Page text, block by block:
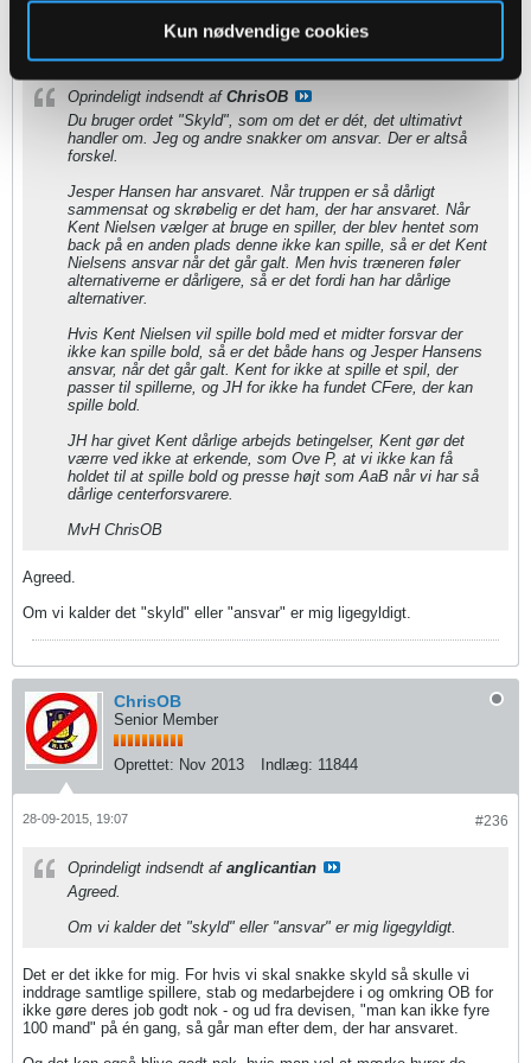
Kun nødvendige cookies
Oprindeligt indsendt af ChrisOB
Du bruger ordet "Skyld", som om det er dét, det ultimativt
handler om. Jeg og andre snakker om ansvar. Der er altså
forskel.
Jesper Hansen har ansvaret. Når truppen er så dårligt
sammensat og skrøbelig er det ham, der har ansvaret. Når
Kent Nielsen vælger at bruge en spiller, der blev hentet som
back på en anden plads denne ikke kan spille, så er det Kent
Nielsens ansvar når det går galt. Men hvis træneren føler
alternativerne er dårligere, så er det fordi han har dårlige
alternativer.
Hvis Kent Nielsen vil spille bold med et midter forsvar der
ikke kan spille bold, så er det både hans og Jesper Hansens
ansvar, når det går galt. Kent for ikke at spille et spil, der
passer til spillerne, og JH for ikke ha fundet CFere, der kan
spille bold.
JH har givet Kent dårlige arbejds betingelser, Kent gør det
værre ved ikke at erkende, som Ove P, at vi ikke kan få
holdet til at spille bold og presse højt som AaB når vi har så
dårlige centerforsvarere.
MvH ChrisOB
Agreed.
Om vi kalder det "skyld" eller "ansvar" er mig ligegyldigt.
ChrisOB
Senior Member
Oprettet: Nov 2013 Indlæg: 11844
#236
28-09-2015, 19:07
Oprindeligt indsendt af anglicantian
Agreed.
Om vi kalder det "skyld" eller "ansvar" er mig ligegyldigt.
Det er det ikke for mig. For hvis vi skal snakke skyld så skulle vi
inddrage samtlige spillere, stab og medarbejdere i og omkring OB for
ikke gøre deres job godt nok - og ud fra devisen, "man kan ikke fyre
100 mand" på én gang, så går man efter dem, der har ansvaret.